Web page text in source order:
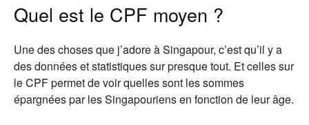
Quel est le CPF moyen ?
Une des choses que j’adore à Singapour, c’est qu’il y a
des données et statistiques sur presque tout. Et celles sur
le CPF permet de voir quelles sont les sommes
épargnées par les Singapouriens en fonction de leur âge.